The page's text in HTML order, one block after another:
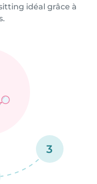
idéal grâce à
3